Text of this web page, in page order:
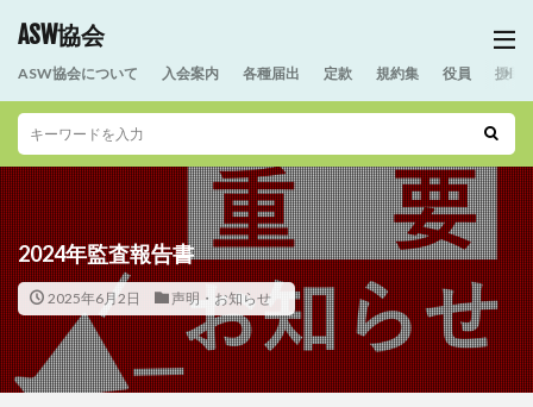
ASW協会
ASW協会について 入会案内 各種届出 定款 規約集 役員 援助
2024年監査報告書
2025年6月2日 声明・お知らせ